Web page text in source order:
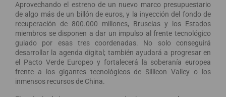
Aprovechando el estreno de un nuevo marco presupuestario
de algo más de un billón de euros, y la inyección del fondo de
recuperación de 800.000 millones, Bruselas y los Estados
miembros se disponen a dar un impulso al frente tecnológico
guiado por esas tres coordenadas. No solo conseguirá
desarrollar la agenda digital; también ayudará a progresar en
el Pacto Verde Europeo y fortalecerá la soberanía europea
frente a los gigantes tecnológicos de Sillicon Valley o los
inmensos recursos de China.